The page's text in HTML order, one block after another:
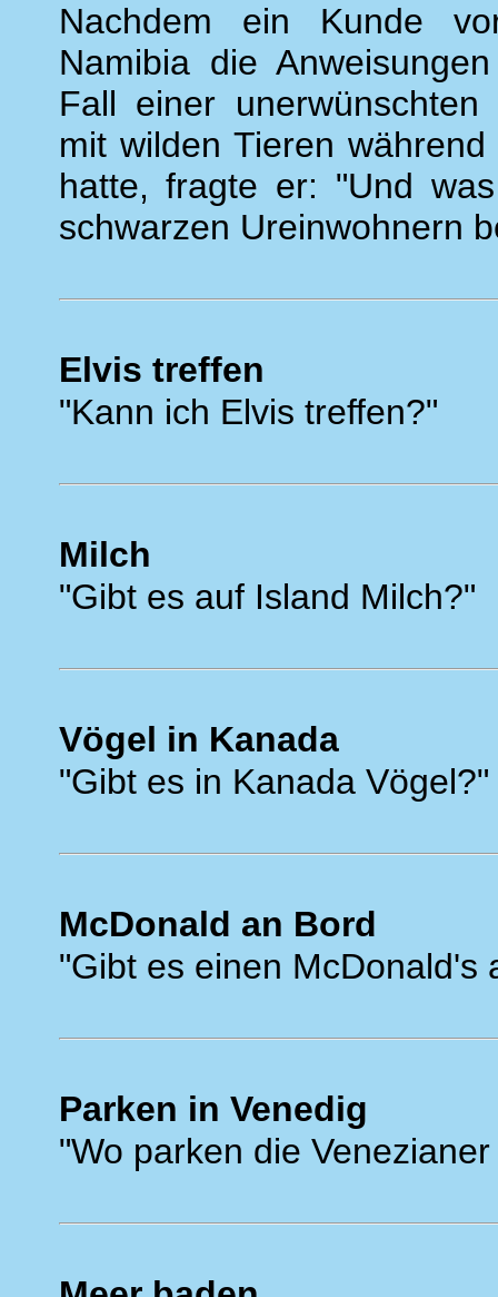
Nachdem ein Kunde
Namibia die
Fall einer
mit wilden Tieren
hatte, fragte er: "Und
schwarzen Ureinwohnern
Elvis treffen
"Kann ich Elvis treffen?"
Milch
"Gibt es auf Island Milch?"
Vögel in Kanada
"Gibt es in Kanada Vögel?"
McDonald an Bord
"Gibt es einen McDonald's
Parken in Venedig
"Wo parken die